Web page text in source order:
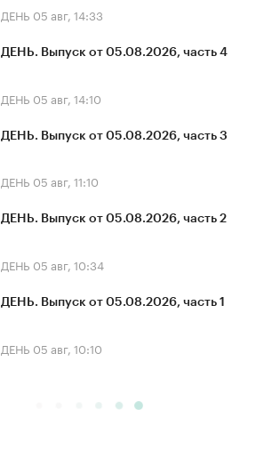
ДЕНЬ 05 авг, 14:33
ДЕНЬ. Выпуск от 05.08.2026, часть 4
ДЕНЬ 05 авг, 14:10
ДЕНЬ. Выпуск от 05.08.2026, часть 3
ДЕНЬ 05 авг, 11:10
ДЕНЬ. Выпуск от 05.08.2026, часть 2
ДЕНЬ 05 авг, 10:34
ДЕНЬ. Выпуск от 05.08.2026, часть 1
ДЕНЬ 05 авг, 10:10